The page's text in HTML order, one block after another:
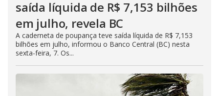
saída líquida de R$ 7,153 bilhões
em julho, revela BC
A caderneta de poupança teve saída líquida de R$ 7,153
bilhões em julho, informou o Banco Central (BC) nesta
sexta-feira, 7. Os...